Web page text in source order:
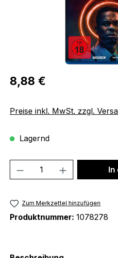
Regulärer Preis:
8,88 €
Preise inkl. MwSt. zzgl.
Lagernd
Produkt Anzahl: In
Zum Merkzettel hinzufügen
Produktnummer: 1078278